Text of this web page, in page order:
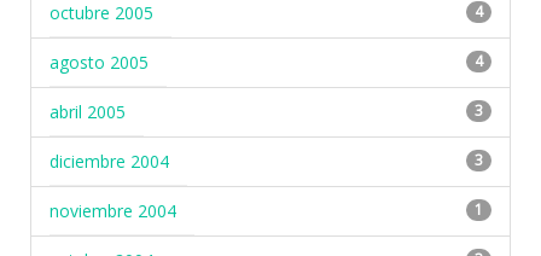
octubre 2005 4
agosto 2005 4
abril 2005 3
diciembre 2004 3
noviembre 2004 1